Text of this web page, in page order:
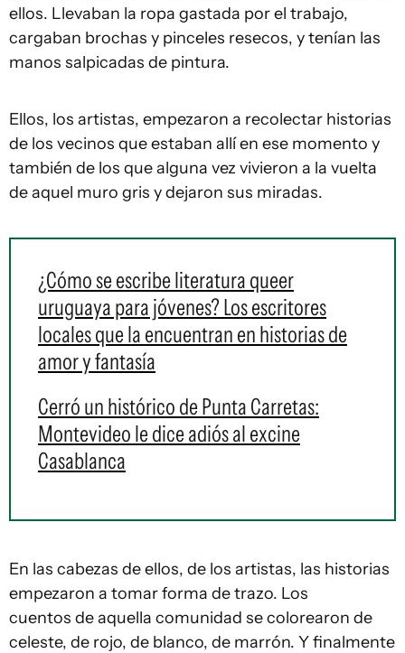
ellos. Llevaban la ropa gastada por el trabajo,
cargaban brochas y pinceles resecos, y tenían las
manos salpicadas de pintura.
Ellos, los artistas, empezaron a recolectar historias
de los vecinos que estaban allí en ese momento y
también de los que alguna vez vivieron a la vuelta
de aquel muro gris y dejaron sus miradas.
¿Cómo se escribe literatura queer
uruguaya para jóvenes? Los escritores
locales que la encuentran en historias de
amor y fantasía
Cerró un histórico de Punta Carretas:
Montevideo le dice adiós al excine
Casablanca
En las cabezas de ellos, de los artistas, las historias
empezaron a tomar forma de trazo. Los
cuentos de aquella comunidad se colorearon de
celeste, de rojo, de blanco, de marrón. Y finalmente